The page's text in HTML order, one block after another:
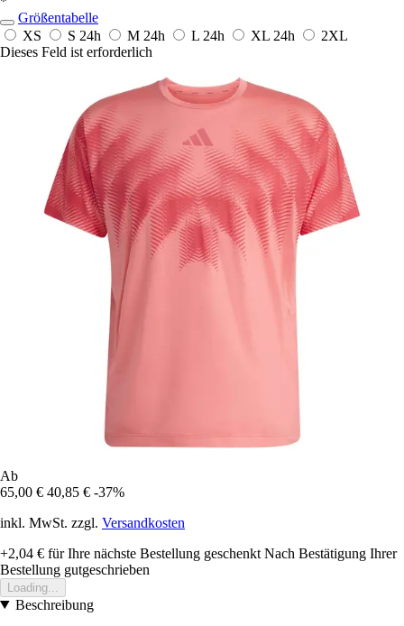
Größentabelle
XS
S 24h M 24h L 24h XL 24h
2XL
Dieses Feld ist erforderlich
Ab
65,00 € 40,85 € -37%
inkl. MwSt. zzgl. Versandkosten
+2,04 € für Ihre nächste Bestellung geschenkt Nach Bestätigung Ihrer
Bestellung gutgeschrieben
Loading...
Beschreibung